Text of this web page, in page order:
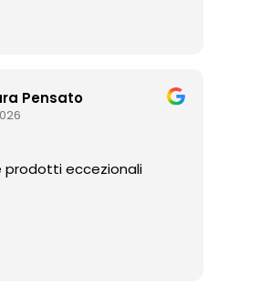
Pensato
prodotti eccezionali